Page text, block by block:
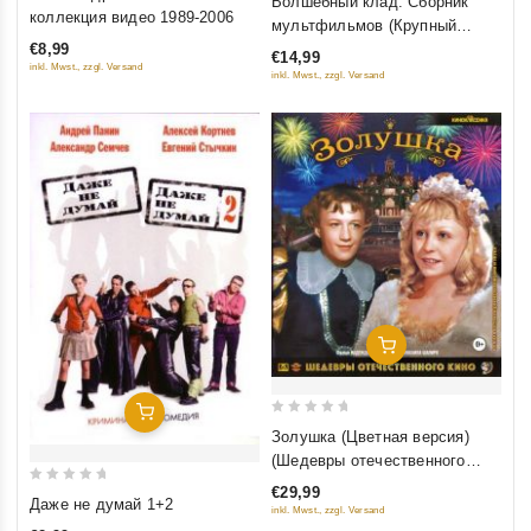
5
коллекция видео 1989-2006
€8,99
inkl. Mwst., zzgl. Versand 5
мультфильмов (Крупный
план)
€14,99
inkl. Mwst., zzgl. Versand
Добавить В Корзину
out
Даже не думай 1+2
Добавить В Корзину
5
Золушка (Цветная версия)
(Шедевры отечественного
кино) (Blu-ray)
€29,99
inkl. Mwst., zzgl. Versand